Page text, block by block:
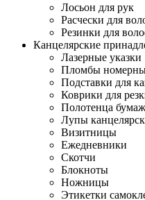
Лосьон для рук
Расчески для
Резинки для
Канцелярские
Лазерные указки
Пломбы
Подставки для
Коврики для
Полотенца
Лупы
Визитницы
Ежедневники
Скотчи
Блокноты
Ножницы
Этикетки